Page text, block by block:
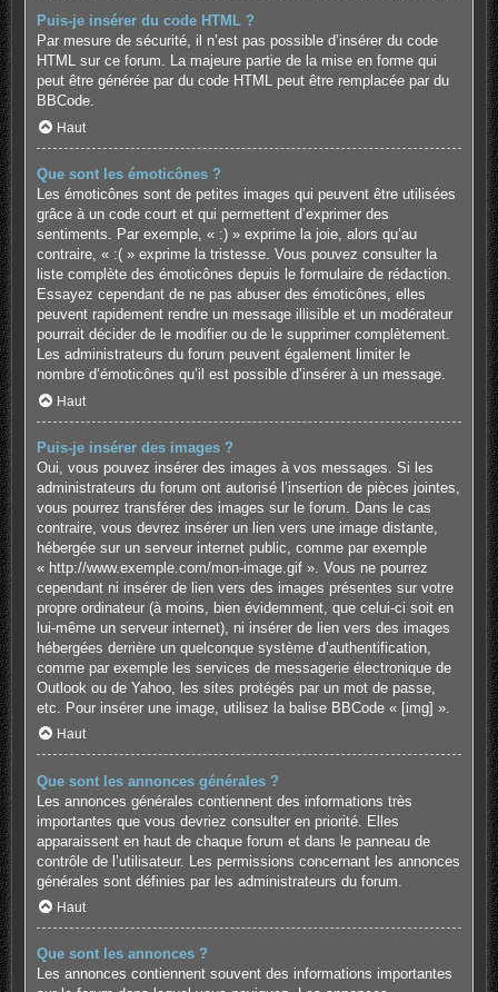
Puis-je insérer du code HTML ?
Par mesure de sécurité, il n’est pas possible d’insérer du code
HTML sur ce forum. La majeure partie de la mise en forme qui
peut être générée par du code HTML peut être remplacée par du
BBCode.
Haut
Que sont les émoticônes ?
Les émoticônes sont de petites images qui peuvent être utilisées
grâce à un code court et qui permettent d’exprimer des
sentiments. Par exemple, « :) » exprime la joie, alors qu’au
contraire, « :( » exprime la tristesse. Vous pouvez consulter la
liste complète des émoticônes depuis le formulaire de rédaction.
Essayez cependant de ne pas abuser des émoticônes, elles
peuvent rapidement rendre un message illisible et un modérateur
pourrait décider de le modifier ou de le supprimer complètement.
Les administrateurs du forum peuvent également limiter le
nombre d’émoticônes qu’il est possible d’insérer à un message.
Haut
Puis-je insérer des images ?
Oui, vous pouvez insérer des images à vos messages. Si les
administrateurs du forum ont autorisé l’insertion de pièces jointes,
vous pourrez transférer des images sur le forum. Dans le cas
contraire, vous devrez insérer un lien vers une image distante,
hébergée sur un serveur internet public, comme par exemple
« http://www.exemple.com/mon-image.gif ». Vous ne pourrez
cependant ni insérer de lien vers des images présentes sur votre
propre ordinateur (à moins, bien évidemment, que celui-ci soit en
lui-même un serveur internet), ni insérer de lien vers des images
hébergées derrière un quelconque système d’authentification,
comme par exemple les services de messagerie électronique de
Outlook ou de Yahoo, les sites protégés par un mot de passe,
etc. Pour insérer une image, utilisez la balise BBCode « [img] ».
Haut
Que sont les annonces générales ?
Les annonces générales contiennent des informations très
importantes que vous devriez consulter en priorité. Elles
apparaissent en haut de chaque forum et dans le panneau de
contrôle de l’utilisateur. Les permissions concernant les annonces
générales sont définies par les administrateurs du forum.
Haut
Que sont les annonces ?
Les annonces contiennent souvent des informations importantes